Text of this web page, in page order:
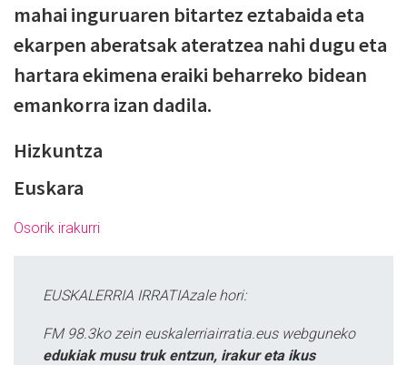
mahai inguruaren bitartez eztabaida eta
ekarpen aberatsak ateratzea nahi dugu eta
hartara ekimena eraiki beharreko bidean
emankorra izan dadila.
Hizkuntza
Euskara
Osorik irakurri
EUSKALERRIA IRRATIAzale hori:
FM 98.3ko zein euskalerriairratia.eus webguneko
edukiak musu truk entzun, irakur eta ikus